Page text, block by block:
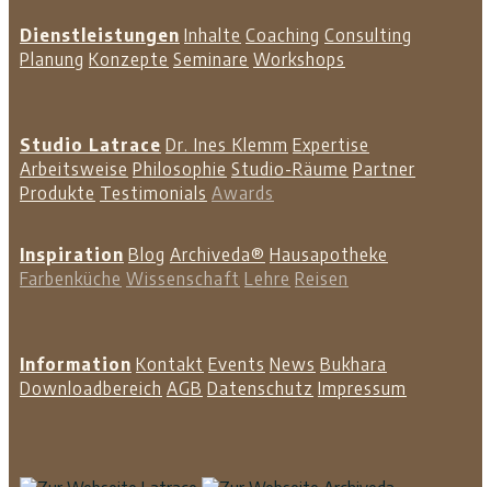
Dienstleistungen Inhalte Coaching Consulting
Planung Konzepte Seminare Workshops
Studio Latrace Dr. Ines Klemm Expertise
Arbeitsweise Philosophie Studio-Räume Partner
Produkte Testimonials Awards
Inspiration Blog Archiveda® Hausapotheke
Farbenküche Wissenschaft Lehre Reisen
Information Kontakt Events News Bukhara
Downloadbereich AGB Datenschutz Impressum